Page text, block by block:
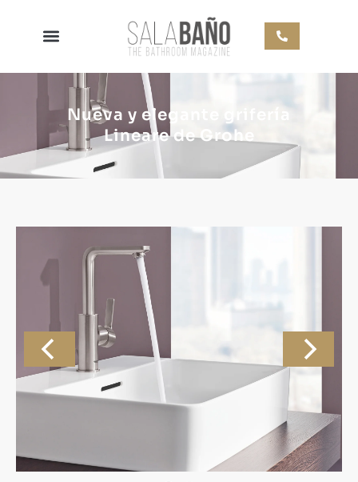
Nueva y elegante grifería
Lineare de Grohe